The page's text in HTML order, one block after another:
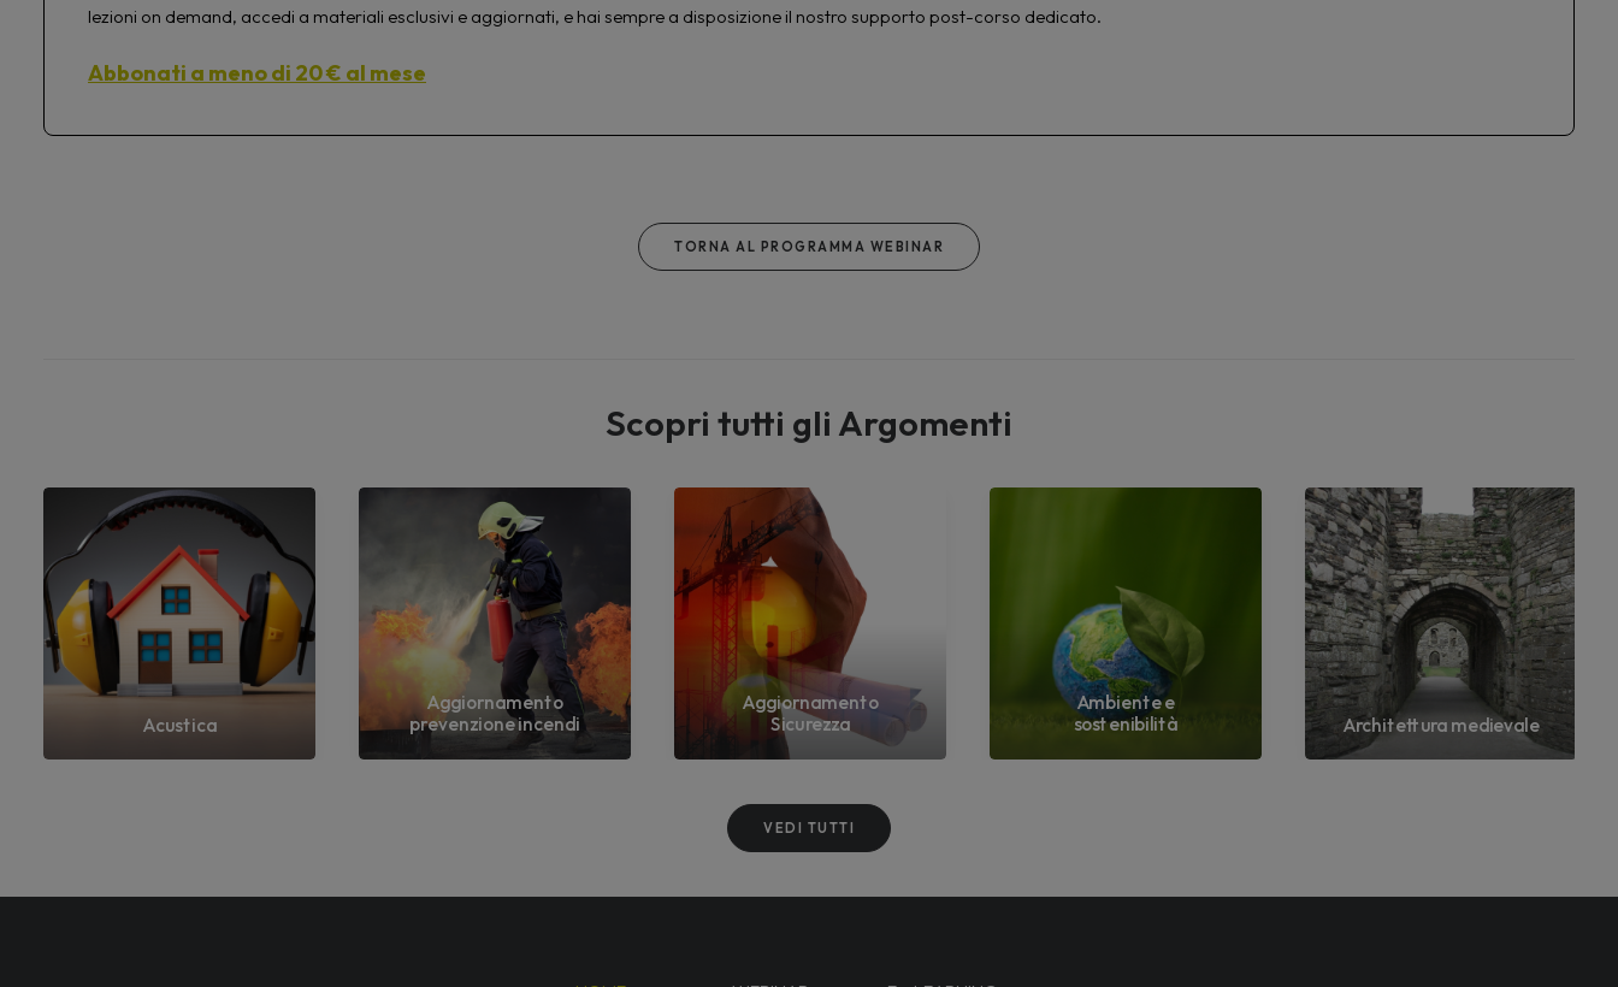
lezioni on demand, accedi a materiali esclusivi e aggiornati, e hai sempre a disposizione il nostro supporto post-corso dedicato.
Abbonati a meno di 20 € al mese
TORNA AL PROGRAMMA WEBINAR
Scopri tutti gli Argomenti
Acustica
Aggiornamento
prevenzione incendi
Aggiornamento
Sicurezza
Ambiente e
sostenibilità
Architettura medievale
VEDI TUTTI